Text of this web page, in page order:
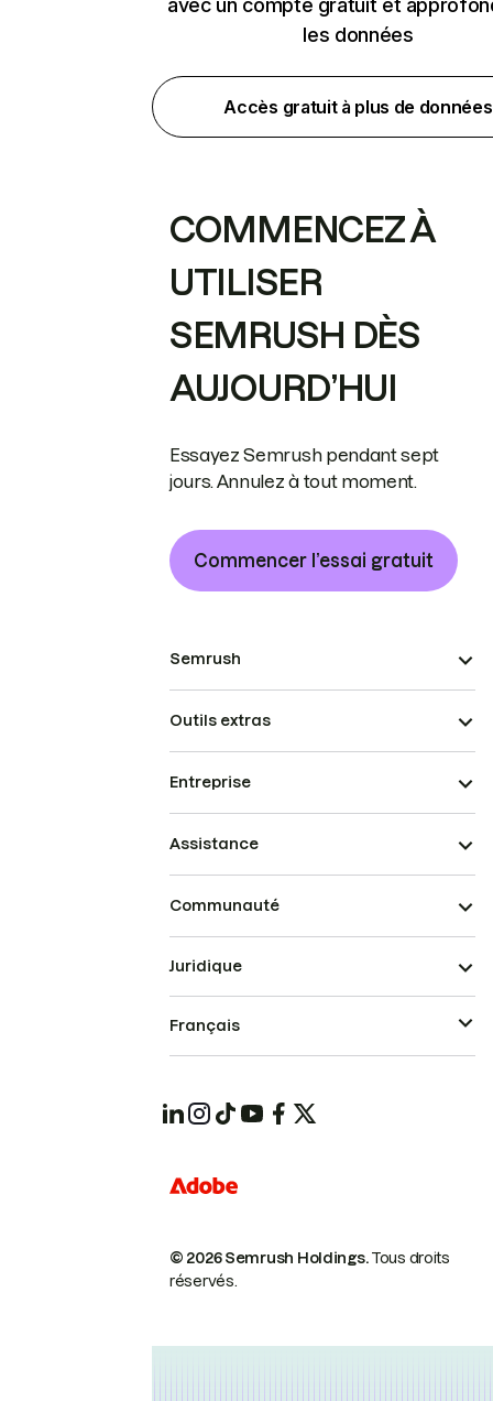
avec un compte gratuit et
les données
Accès gratuit à plus de données
COMMENCEZ À
UTILISER
SEMRUSH DÈS
AUJOURD’HUI
Essayez Semrush pendant sept
jours. Annulez à tout moment.
Commencer l’essai gratuit
Semrush
Outils extras
Entreprise
Assistance
Communauté
© 2026 Semrush Holdings.Tous droits
réservés.
Juridique
Français